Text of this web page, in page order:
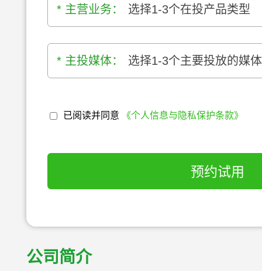
公司简介
* 主营业务： 选择1-3个在投产品类型
* 主投媒体： 选择1-3个主要投放的媒
已阅读并同意 《个人信息与隐私保护条款》
预约试用